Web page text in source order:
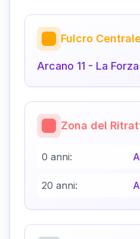
Fulcro
Arcano 11 - La Forza
Zona del
0 anni:
20 anni: